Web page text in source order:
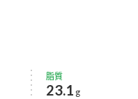
脂質
23.1 g